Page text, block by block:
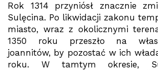
Rok 1314 przyniósł znacznie
Sulęcina. Po likwidacji zakonu
miasto, wraz z okolicznymi
1350 roku przeszło na
joannitów, by pozostać w ich
roku. W tamtym okresie,